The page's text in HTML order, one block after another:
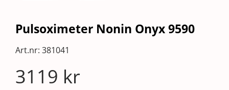
Pulsoximeter Nonin Onyx 9590
Art.nr: 381041
3119 kr